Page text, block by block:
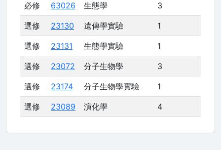
必修 63026 生態學 3
選修 23130 遺傳學實驗 1
選修 23131 生態學實驗 1
選修 23072 分子生物學 3
選修 23174 分子生物學實驗 1
選修 23089 演化學 4